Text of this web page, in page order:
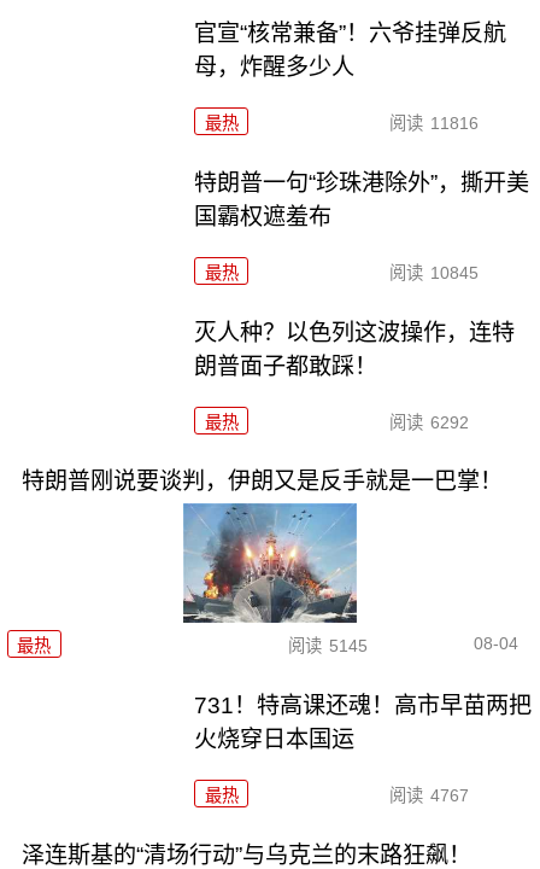
官宣“核常兼备”！六爷挂弹反航
母，炸醒多少人
最热 阅读 11816
特朗普一句“珍珠港除外”，撕开美
国霸权遮羞布
最热 阅读 10845
灭人种？以色列这波操作，连特
朗普面子都敢踩！
最热 阅读 6292
特朗普刚说要谈判，伊朗又是反手就是一巴掌！
最热 阅读 5145 08-04
731！特高课还魂！高市早苗两把
火烧穿日本国运
最热 阅读 4767
泽连斯基的“清场行动”与乌克兰的末路狂飙！